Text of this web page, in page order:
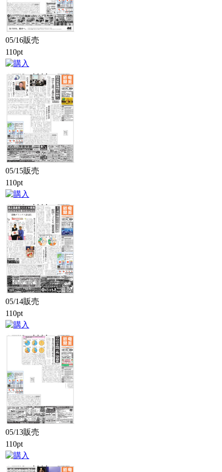
05/16販売
110pt
05/15販売
110pt
05/14販売
110pt
05/13販売
110pt